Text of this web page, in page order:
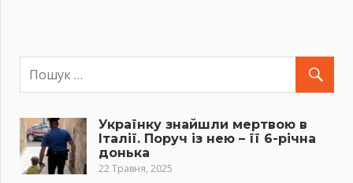
Українку знайшли мертвою в
Італії. Поруч із нею – її 6-річна
донька
22 Травня, 2025